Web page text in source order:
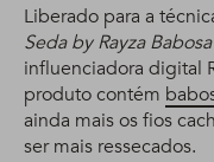
Liberado para a
Seda by Rayza
influenciadora digital
produto contém
ainda mais os fios
ser mais ressecados.